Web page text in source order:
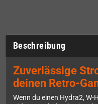
Beschreibung
Zuverlässige
deinen Retro-
Wenn du einen Hydra2,